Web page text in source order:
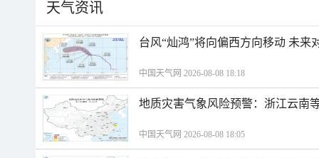
天气资讯
台风“灿鸿”将向偏西方向移动 未来
中国天气网 2026-08-08 18:18
地质灾害气象风险预警：浙江云南
中国天气网 2026-08-08 18:05